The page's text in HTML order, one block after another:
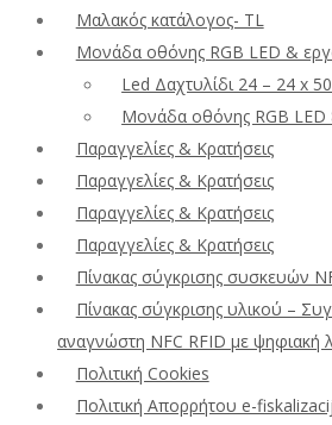
Μαλακός κατάλογος- TL
Μονάδα οθόνης RGB LED &
Led Δαχτυλίδι 24 – 24 x
Μονάδα οθόνης RGB LED
Παραγγελίες & Κρατήσεις
Παραγγελίες & Κρατήσεις
Παραγγελίες & Κρατήσεις
Παραγγελίες & Κρατήσεις
Πίνακας σύγκρισης συσκευών
Πίνακας σύγκρισης υλικού –
αναγνώστη NFC RFID με ψηφιακή
Πολιτική Cookies
Πολιτική Απορρήτου e-